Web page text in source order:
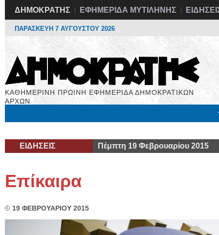
ΔΗΜΟΚΡΑΤΗΣ ΕΦΗΜΕΡΙΔΑ ΜΥΤΙΛΗΝΗΣ
ΠΑΡΑΣΚΕΥΗ 7 ΑΥΓΟΥΣΤΟΥ 2026
ΚΑΘΗΜΕΡΙΝΗ ΠΡΩΙΝΗ ΕΦΗΜΕΡΙΔΑ ΔΗΜΟΚΡΑΤΙΚΩΝ
ΑΡΧΩΝ
ΕΙΔΗΣΕΙΣ Πέμπτη 19 Φεβρουαρίου 2015
Επίκαιρα
19 ΦΕΒΡΟΥΑΡΙΟΥ 2015